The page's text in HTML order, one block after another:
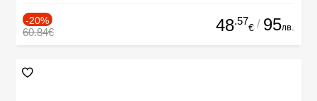
-20%
60.84€ 48.57
€ / 95лв.